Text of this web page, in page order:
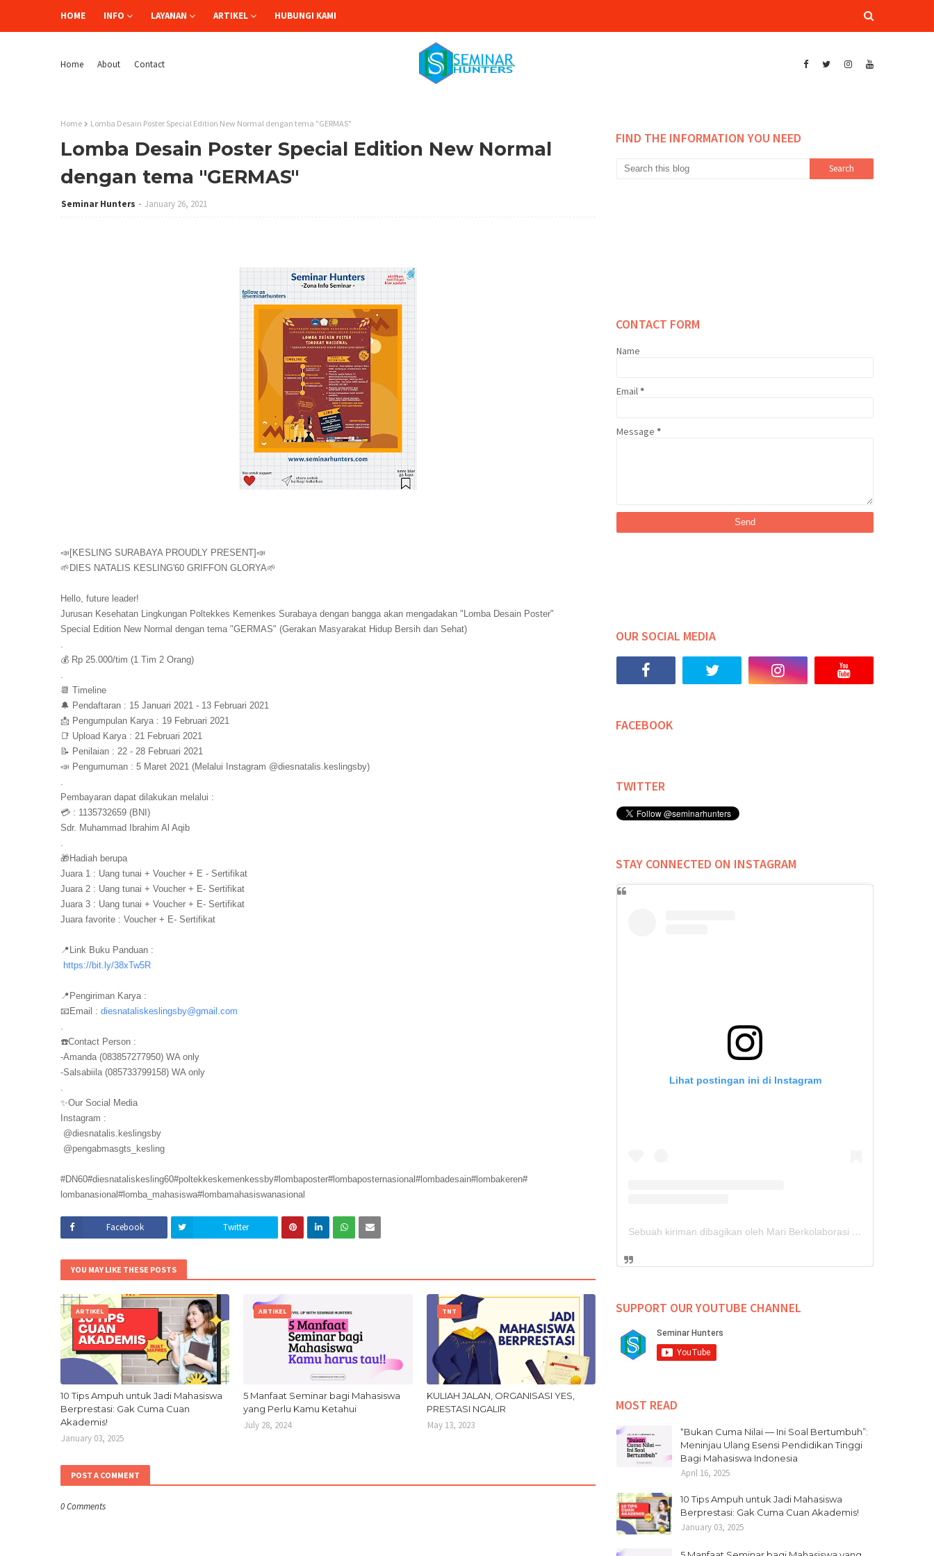
HOME INFO LAYANAN ARTIKEL HUBUNGI KAMI
Home About Contact
Home Lomba Desain Poster Special Edition New Normal dengan tema "GERMAS"
Lomba Desain Poster Special Edition New Normal
dengan tema "GERMAS"
Seminar Hunters January 26, 2021
📣[KESLING SURABAYA PROUDLY PRESENT]📣
🌱DIES NATALIS KESLING'60 GRIFFON GLORYA🌱
Hello, future leader!
Jurusan Kesehatan Lingkungan Poltekkes Kemenkes Surabaya dengan bangga akan mengadakan "Lomba Desain Poster"
Special Edition New Normal dengan tema "GERMAS" (Gerakan Masyarakat Hidup Bersih dan Sehat)
💰 Rp 25.000/tim (1 Tim 2 Orang)
📆 Timeline
🔔 Pendaftaran : 15 Januari 2021 - 13 Februari 2021
📩 Pengumpulan Karya : 19 Februari 2021
📑 Upload Karya : 21 Februari 2021
📝 Penilaian : 22 - 28 Februari 2021
📣 Pengumuman : 5 Maret 2021 (Melalui Instagram @diesnatalis.keslingsby)
Pembayaran dapat dilakukan melalui :
💳 : 1135732659 (BNI)
Sdr. Muhammad Ibrahim Al Aqib
🎁Hadiah berupa
Juara 1 : Uang tunai + Voucher + E - Sertifikat
Juara 2 : Uang tunai + Voucher + E- Sertifikat
Juara 3 : Uang tunai + Voucher + E- Sertifikat
Juara favorite : Voucher + E- Sertifikat
📍Link Buku Panduan :
https://bit.ly/38xTw5R
📍Pengiriman Karya :
📧Email : diesnataliskeslingsby@gmail. com
☎️Contact Person :
-Amanda (083857277950) WA only
-Salsabiila (085733799158) WA only
✨Our Social Media
Instagram :
@diesnatalis.keslingsby
@pengabmasgts_kesling
#DN60#diesnataliskesling60#poltekkeskemenkessby#lombaposter#lombaposternasional#lombadesain#lombakeren#
lombanasional#lomba_mahasiswa#lombamahasiswanasional
Facebook Twitter
YOU MAY LIKE THESE POSTS
ARTIKEL
10 Tips Ampuh untuk Jadi Mahasiswa
Berprestasi: Gak Cuma Cuan
Akademis!
January 03, 2025
ARTIKEL
5 Manfaat Seminar bagi Mahasiswa
yang Perlu Kamu Ketahui
July 28, 2024
TNT
KULIAH JALAN, ORGANISASI YES,
PRESTASI NGALIR
May 13, 2023
POST A COMMENT
0 Comments
FIND THE INFORMATION YOU NEED
CONTACT FORM
Name
Email*
Message *
OUR SOCIAL MEDIA
FACEBOOK
TWITTER
STAY CONNECTED ON INSTAGRAM
Lihat postingan ini di Instagram
Sebuah kiriman dibagikan oleh Mari Berkolaborasi (@seminarhunters)
SUPPORT OUR YOUTUBE CHANNEL
MOST READ
“Bukan Cuma Nilai — Ini Soal Bertumbuh”:
Meninjau Ulang Esensi Pendidikan Tinggi
Bagi Mahasiswa Indonesia
April 16, 2025
10 Tips Ampuh untuk Jadi Mahasiswa
Berprestasi: Gak Cuma Cuan Akademis!
January 03, 2025